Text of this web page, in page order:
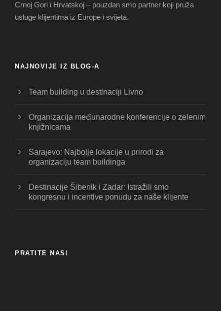
Crnoj Gori i Hrvatskoj – pouzdan smo partner koji pruža
usluge klijentima iz Europe i svijeta.
NAJNOVIJE IZ BLOG-A
Team building u destinaciji Livno
Organizacija međunarodne konferencije o zelenim
knjižnicama
Sarajevo: Najbolje lokacije u prirodi za
organizaciju team buildinga
Destinacije Šibenik i Zadar: Istražili smo
kongresnu i incentive ponudu za naše klijente
PRATITE NAS!